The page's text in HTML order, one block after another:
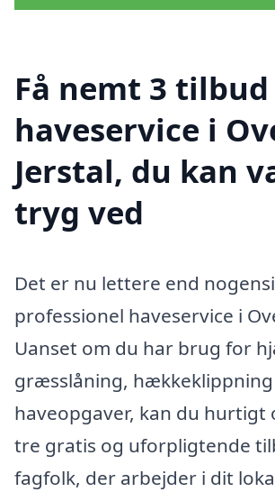
Få nemt 3 tilbud
haveservice i
Jerstal, du kan
tryg ved
Det er nu lettere end
professionel haveservice i
Uanset om du har brug for
græsslåning,
haveopgaver, kan du hurtigt
tre gratis og uforpligtende
fagfolk, der arbejder i dit